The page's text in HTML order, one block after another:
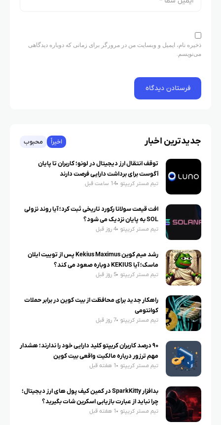
ذخیره نام، ایمیل و وبسایت من در مرورگر برای زمانی که دوباره دیدگاهی
می‌نویسم.
جدیدترین اخبار اخیراً محبوب
توقف انتقال ارز دیجیتال در لونو؛ کاربران تا پایان
آگوست برای برداشت دارایی فرصت دارند
تیم مستر کریپتو 14 ساعت قبل
افت قیمت سولانا رکورد تاریخی ثبت کرد؛ آیا روند نزولی
SOL به پایان نزدیک می شود؟
تیم مستر کریپتو 4 روز قبل
رشد میم کوین Kekius Maximus پس از توییت ایلان
ماسک؛ آیا KEKIUS دوباره صعود می کند؟
تیم مستر کریپتو 5 روز قبل
راهکار جدید برای محافظت از بیت کوین در برابر حملات
کوانتومی
تیم مستر کریپتو 7 روز قبل
۹۰ درصد کاربران کریپتو کلید دارایی خود را ندارند؛ هشدار
مهم ترزور درباره مالکیت واقعی بیت کوین
تیم مستر کریپتو 1 هفته قبل
بدافزار SparkKitty در کمین کیف پول های ارز دیجیتال؛
چرا نباید از عبارت بازیابی اسکرین شات بگیرید؟
تیم مستر کریپتو 1 هفته قبل